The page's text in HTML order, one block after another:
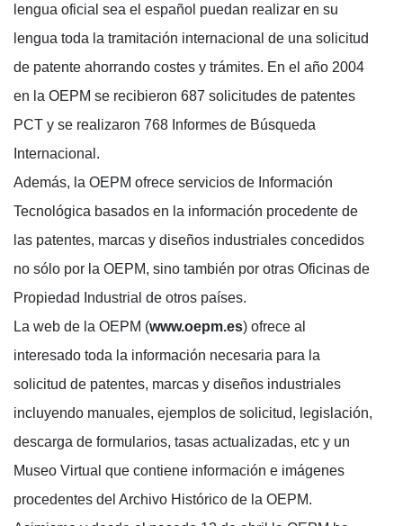
lengua oficial sea el español puedan realizar en su
lengua toda la tramitación internacional de una solicitud
de patente ahorrando costes y trámites. En el año 2004
en la OEPM se recibieron 687 solicitudes de patentes
PCT y se realizaron 768 Informes de Búsqueda
Internacional.
Además, la OEPM ofrece servicios de Información
Tecnológica basados en la información procedente de
las patentes, marcas y diseños industriales concedidos
no sólo por la OEPM, sino también por otras Oficinas de
Propiedad Industrial de otros países.
La web de la OEPM (www.oepm.es) ofrece al
interesado toda la información necesaria para la
solicitud de patentes, marcas y diseños industriales
incluyendo manuales, ejemplos de solicitud, legislación,
descarga de formularios, tasas actualizadas, etc y un
Museo Virtual que contiene información e imágenes
procedentes del Archivo Histórico de la OEPM.